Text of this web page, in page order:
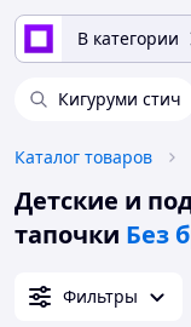
В категории
Кигуруми стич
Каталог товаров
Детские и
тапочки Без
Фильтры